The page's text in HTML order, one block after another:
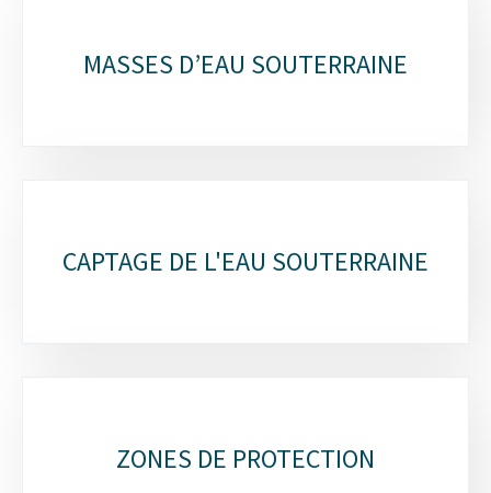
MASSES D’EAU SOUTERRAINE
CAPTAGE DE L'EAU SOUTERRAINE
ZONES DE PROTECTION